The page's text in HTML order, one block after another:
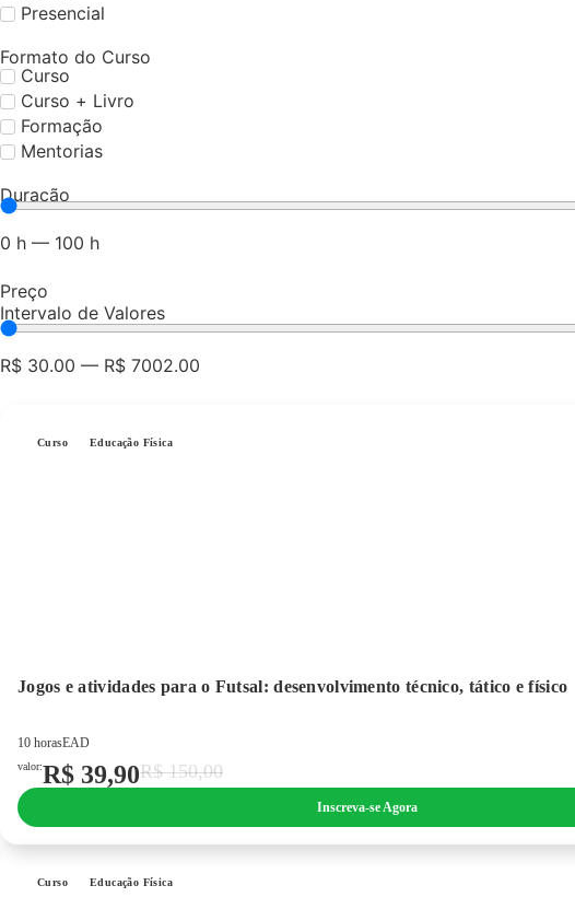
Presencial
Formato do Curso
Curso
Curso + Livro
Formação
Mentorias
Duração
0 h — 100 h
Preço
Intervalo de Valores
R$ 30.00 — R$ 7002.00
Curso Educação Física
Jogos e atividades para o Futsal: desenvolvimento técnico, tático e físico
10 horasEAD
valor:R$ 39,90R$150,00
Inscreva-se Agora
Curso Educação Física